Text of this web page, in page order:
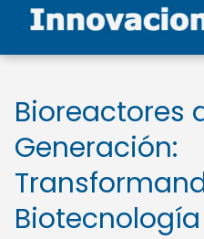
Bioreactores
Generación:
Biotecnología